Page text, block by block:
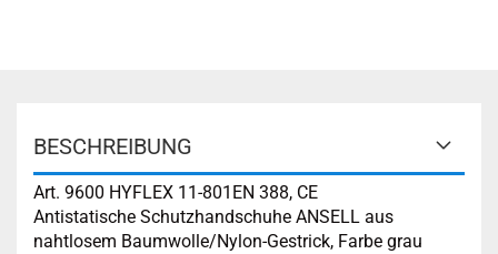
BESCHREIBUNG
Art. 9600 HYFLEX 11-801EN 388, CE
Antistatische Schutzhandschuhe ANSELL aus
nahtlosem Baumwolle/Nylon-Gestrick, Farbe grau